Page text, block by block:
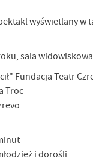
wyświetlany w
sala
Fundacja Teatr
Troc
i dorośli